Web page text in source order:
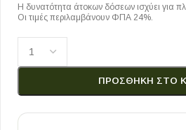
Η δυνατότητα άτοκων δόσεων ισχύει για
Οι τιμές περιλαμβάνουν ΦΠΑ 24%.
ΠΡΟΣΘΉΚΗ ΣΤΟ